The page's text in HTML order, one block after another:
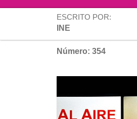
ESCRITO POR:
INE
Número: 354